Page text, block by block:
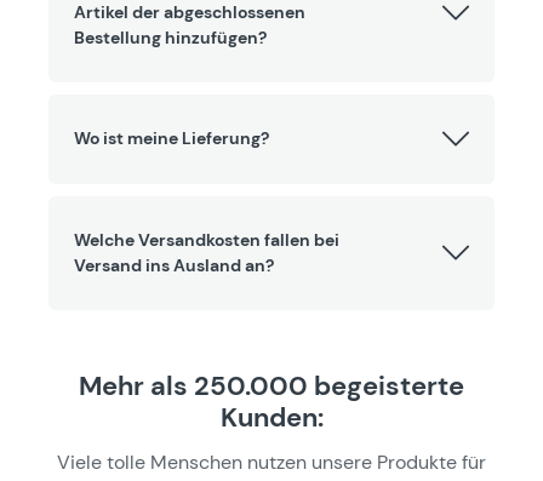
Artikel der abgeschlossenen
Bestellung hinzufügen?
Wo ist meine Lieferung?
Welche Versandkosten fallen bei
Versand ins Ausland an?
Mehr als 250.000 begeisterte
Kunden:
Viele tolle Menschen nutzen unsere Produkte für